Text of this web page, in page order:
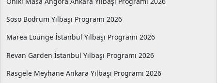
Soso Bodrum Yılbaşı Programı 2026
Marea Lounge İstanbul Yılbaşı Programı 2026
Revan Garden İstanbul Yılbaşı Programı 2026
Rasgele Meyhane Ankara Yılbaşı Programı 2026